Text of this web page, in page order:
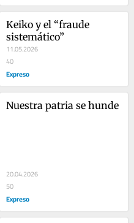
Keiko y el “fraude
sistemático”
11.05.2026
40
Expreso
Nuestra patria se hunde
20.04.2026
50
Expreso